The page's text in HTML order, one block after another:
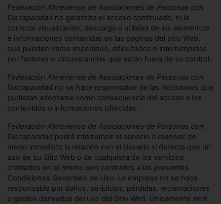
Federación Almeriense de Asociaciones de Personas con
Discapacidad no garantiza el acceso continuado, ni la
correcta visualización, descarga o utilidad de los elementos
e informaciones contenidas en las páginas del sitio Web,
que pueden verse impedidos, dificultados o interrumpidos
por factores o circunstancias que están fuera de su control.
Federación Almeriense de Asociaciones de Personas con
Discapacidad no se hace responsable de las decisiones que
pudieran adoptarse como consecuencia del acceso a los
contenidos o informaciones ofrecidas.
Federación Almeriense de Asociaciones de Personas con
Discapacidad podrá interrumpir el servicio o resolver de
modo inmediato la relación con el Usuario si detecta que un
uso de su Sitio Web o de cualquiera de los servicios
ofertados en el mismo son contrarios a las presentes
Condiciones Generales de Uso. La empresa no se hace
responsable por daños, perjuicios, pérdidas, reclamaciones
o gastos derivados del uso del Sitio Web. Únicamente será